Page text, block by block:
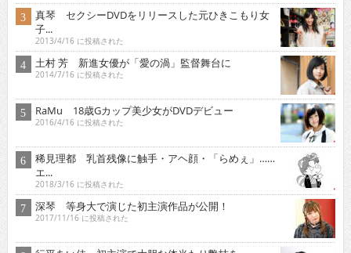
真琴 セクシーDVDをリリースした元ひきこもり女
子...
2013/4/16 に投稿された
土村 芳 新進女優が「愛の渦」監督舞台に
2014/7/16 に投稿された
RaMu 18歳Gカップ美少女がDVDデビュー
2016/4/16 に投稿された
稀見理都 乳首残像に触手・アヘ顔・「らめぇ」……
エ...
2018/3/16 に投稿された
深琴 等身大で演じた初主演作品が公開！
2017/11/16 に投稿された